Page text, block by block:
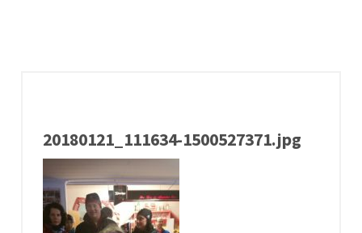
20180121_111634-1500527371.jpg